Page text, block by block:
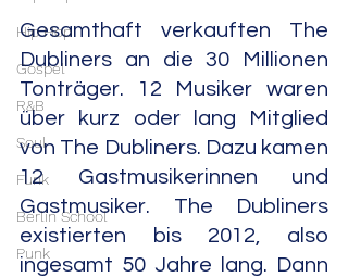
Hip Hop
Gospel
R&B
Soul
Funk
Berlin School
Punk
Gesamthaft verkauften The
Dubliners an die 30 Millionen
Tonträger. 12 Musiker waren
über kurz oder lang Mitglied
von The Dubliners. Dazu kamen
12 Gastmusikerinnen und
Gastmusiker. The Dubliners
existierten bis 2012, also
ingesamt 50 Jahre lang. Dann